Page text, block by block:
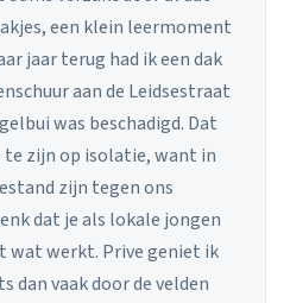
een klein leermoment
jaar terug had ik een dak
aan de Leidsestraat
was beschadigd. Dat
te zijn op isolatie, want in
zijn tegen ons
dat je als lokale jongen
wat werkt. Prive geniet ik
dan vaak door de velden